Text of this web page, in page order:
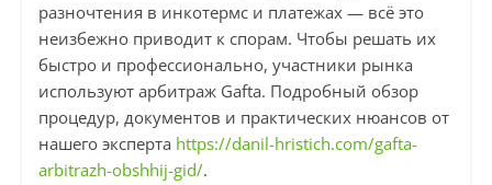
разночтения в инкотермс и платежах — всё это
неизбежно приводит к спорам. Чтобы решать их
быстро и профессионально, участники рынка
используют арбитраж Gafta. Подробный обзор
процедур, документов и практических нюансов от
нашего эксперта https://danil-hristich.com/gafta-
arbitrazh-obshhij-gid/.